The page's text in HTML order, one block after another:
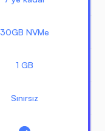
30GB NVMe
1 GB
Sınırsız